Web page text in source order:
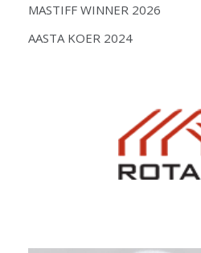
MASTIFF WINNER 2026
AASTA KOER 2024